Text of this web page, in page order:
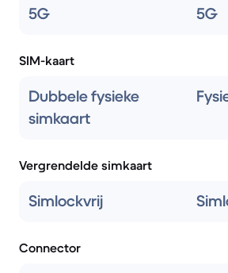
5G 5G
SIM-kaart
Dubbele fysieke
simkaart
Vergrendelde simkaart
Simlockvrij
Connector